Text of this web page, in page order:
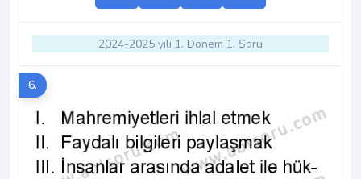
2024-2025 yılı 1. Dönem 1. Soru
6.